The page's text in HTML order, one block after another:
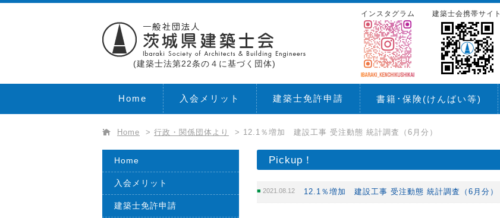
(建築士法第22条の４に基づく団体)
建築士会携帯サイト
インスタグラム
Home 入会メリット 建築士免許申請 書籍･保険(けんばい等)
Home > 行政・関係団体より > 12.1％増加 建設工事 受注動態 統計調査（6月分）
Pickup！
2021.08.12 12.1％増加 建設工事 受注動態 統計調査（6月分）
Home
入会メリット
建築士免許申請